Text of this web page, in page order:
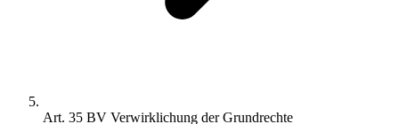
Art. 35 BV Verwirklichung der Grundrechte